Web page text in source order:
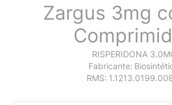
Zargus 3mg
RISPERIDONA
Fabricante:
RMS: